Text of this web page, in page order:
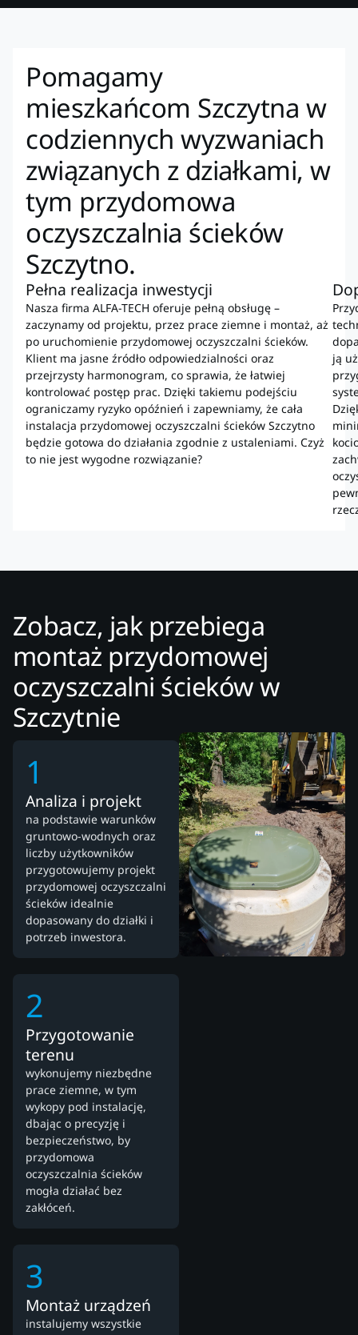
Pomagamy
mieszkańcom Szczytna w
codziennych wyzwaniach
związanych z działkami, w
tym przydomowa
oczyszczalnia ścieków
Szczytno.
Pełna realizacja inwestycji
Nasza firma ALFA-TECH oferuje pełną obsługę –
zaczynamy od projektu, przez prace ziemne i montaż, aż
po uruchomienie przydomowej oczyszczalni ścieków.
Klient ma jasne źródło odpowiedzialności oraz
przejrzysty harmonogram, co sprawia, że łatwiej
kontrolować postęp prac. Dzięki takiemu podejściu
ograniczamy ryzyko opóźnień i zapewniamy, że cała
instalacja przydomowej oczyszczalni ścieków Szczytno
będzie gotowa do działania zgodnie z ustaleniami. Czyż
to nie jest wygodne rozwiązanie?
ją
Zobacz, jak przebiega
montaż przydomowej
oczyszczalni ścieków w
Szczytnie
1
Analiza i projekt
na podstawie warunków
gruntowo-wodnych oraz
liczby użytkowników
przygotowujemy projekt
przydomowej oczyszczalni
ścieków idealnie
dopasowany do działki i
potrzeb inwestora.
2
Przygotowanie
terenu
wykonujemy niezbędne
prace ziemne, w tym
wykopy pod instalację,
dbając o precyzję i
bezpieczeństwo, by
przydomowa
oczyszczalnia ścieków
mogła działać bez
zakłóceń.
3
Montaż urządzeń
instalujemy wszystkie